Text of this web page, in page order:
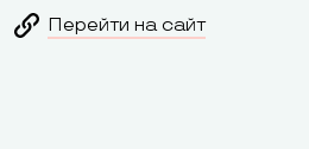
Перейти на сайт